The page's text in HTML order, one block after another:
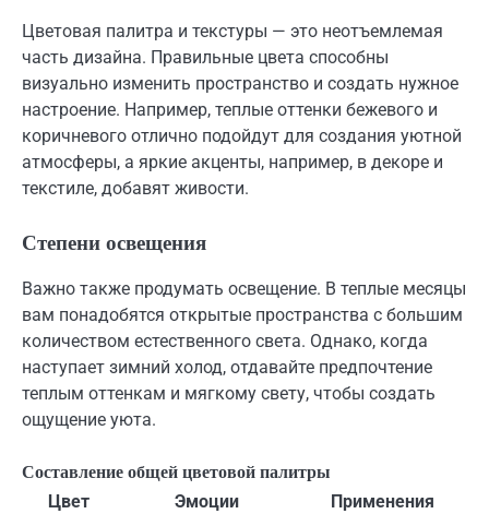
Цветовая палитра и текстуры — это неотъемлемая
часть дизайна. Правильные цвета способны
визуально изменить пространство и создать нужное
настроение. Например, теплые оттенки бежевого и
коричневого отлично подойдут для создания уютной
атмосферы, а яркие акценты, например, в декоре и
текстиле, добавят живости.
Степени освещения
Важно также продумать освещение. В теплые месяцы
вам понадобятся открытые пространства с большим
количеством естественного света. Однако, когда
наступает зимний холод, отдавайте предпочтение
теплым оттенкам и мягкому свету, чтобы создать
ощущение уюта.
Составление общей цветовой палитры
Цвет Эмоции
Применения